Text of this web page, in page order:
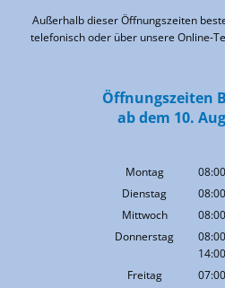
Außerhalb dieser Öffnungszeiten
telefonisch oder über unsere Online-
Öffnungszeiten
ab dem 10.
Montag 08:00
Dienstag 08:00
Mittwoch 08:00
Donnerstag 08:00
14:00
Freitag 07:00